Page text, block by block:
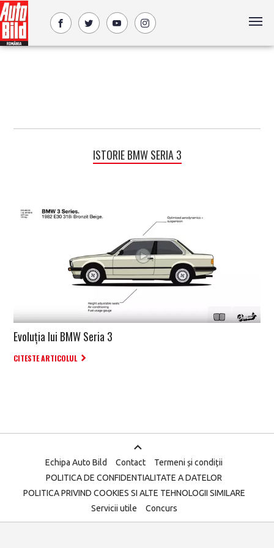
ISTORIE BMW SERIA 3
Evoluția lui BMW Seria 3
CITESTE ARTICOLUL
Echipa Auto Bild Contact
Termeni și condiții
POLITICA DE CONFIDENTIALITATE A DATELOR
POLITICA PRIVIND COOKIES SI ALTE TEHNOLOGII SIMILARE
Servicii utile
Concurs